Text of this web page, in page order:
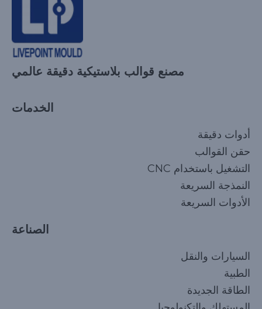
مصنع قوالب بلاستيكية دقيقة عالمي
الخدمات
أدوات دقيقة
حقن القوالب
التشغيل باستخدام CNC
النمذجة السريعة
الأدوات السريعة
الصناعة
السيارات والنقل
الطبية
الطاقة الجديدة